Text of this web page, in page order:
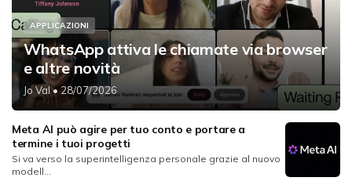
APPLICAZIONI
WhatsApp attiva le chiamate via browser
e altre novità
Jo Val• 28/07/2026
Meta AI può agire per tuo conto e portare a
termine i tuoi progetti
Si va verso la superintelligenza personale grazie al nuovo
modell...